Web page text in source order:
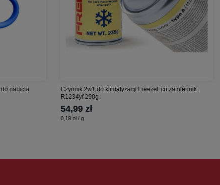
nabicia
Czynnik 2w1 do klimatyzacji FreezeEco zamiennik
R1234yf 290g
54,99 zł
0,19 zł / g